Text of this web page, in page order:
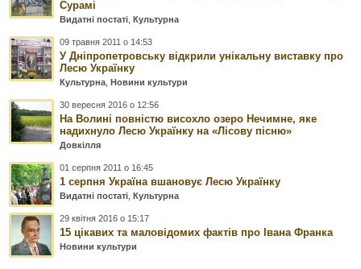
Сурамі
Видатні постаті ,Культурна
09 травня 2011 о 14:53
У Дніпропетровську відкрили унікальну виставку про
Лесю Українку
Культурна ,Новини культури
30 вересня 2016 о 12:56
На Волині повністю висохло озеро Нечимне, яке
надихнуло Лесю Українку на «Лісову пісню»
Довкілля
01 серпня 2011 о 16:45
1 серпня Україна вшановує Лесю Українку
Видатні постаті ,Культурна
29 квітня 2016 о 15:17
15 цікавих та маловідомих фактів про Івана Франка
Новини культури